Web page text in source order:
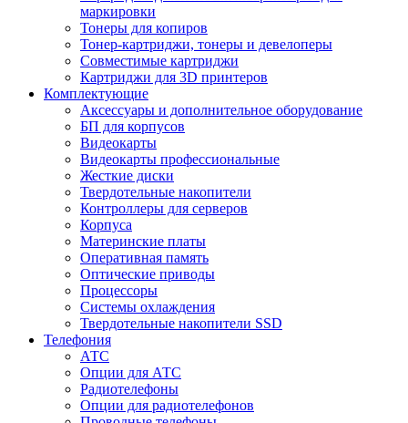
маркировки
Тонеры для копиров
Тонер-картриджи, тонеры и девелоперы
Совместимые картриджи
Картриджи для 3D принтеров
Комплектующие
Аксессуары и дополнительное оборудование
БП для корпусов
Видеокарты
Видеокарты профессиональные
Жесткие диски
Твердотельные накопители
Контроллеры для серверов
Корпуса
Материнские платы
Оперативная память
Оптические приводы
Процессоры
Системы охлаждения
Твердотельные накопители SSD
Телефония
АТС
Опции для АТС
Радиотелефоны
Опции для радиотелефонов